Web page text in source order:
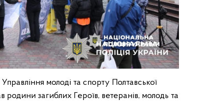
молоді та спорту Полтавської
родини загиблих Героїв, ветеранів, молодь та